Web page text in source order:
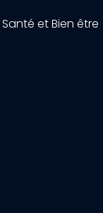
Santé et Bien être